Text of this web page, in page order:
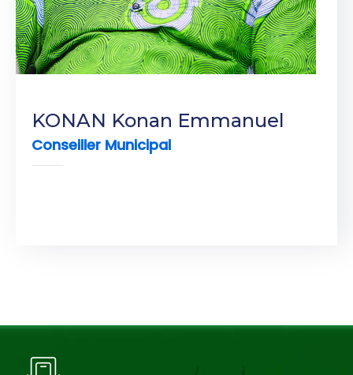
KONAN Konan Emmanuel
Conseiller Municipal